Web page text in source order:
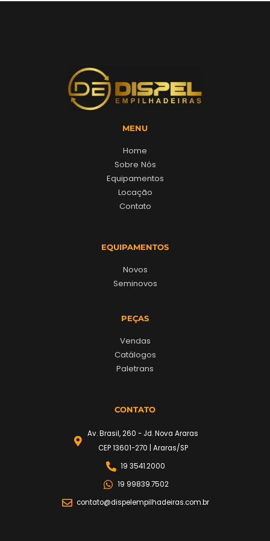
MENU
Home
Sobre Nós
Equipamentos
Locação
Contato
EQUIPAMENTOS
Novos
Seminovos
PEÇAS
Vendas
Catálogos
Paletrans
CONTATO
Av. Brasil, 260 - Jd. Nova Araras
CEP 13601-270 | Araras/SP
19 3541.2000
19 99839.7502
contato@dispelempilhadeiras.com.br